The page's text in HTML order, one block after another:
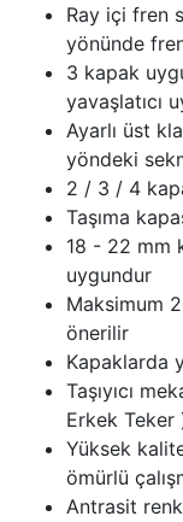
Ray içi fren
yönünde
3 kapak
yavaşlatıcı
Ayarlı üst
yöndeki
2 / 3 / 4
Taşıma
18 - 22 mm
uygundur
Maksimum
önerilir
Kapaklarda
Taşıyıcı
Erkek Teker
Yüksek
ömürlü
Antrasit